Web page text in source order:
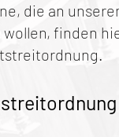
die an
finden